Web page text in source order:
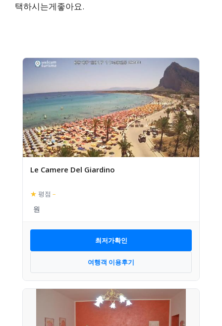
택하시는게좋아요.
Le Camere Del Giardino
★ 평점 –
최저가확인
여행객 이용후기